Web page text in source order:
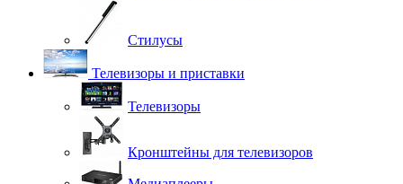
Стилусы
Телевизоры и приставки
Телевизоры
Кронштейны для телевизоров